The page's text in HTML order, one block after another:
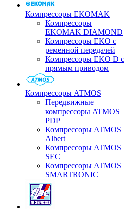
Компрессоры EKOMAK
Компрессоры
EKOMAK DIAMOND
Компрессоры EKO c
ременной передачей
Компрессоры EKO D с
прямым приводом
Компрессоры ATMOS
Передвижные
компрессоры ATMOS
PDP
Компрессоры ATMOS
Albert
Компрессоры ATMOS
SEC
Компрессоры ATMOS
SMARTRONIC